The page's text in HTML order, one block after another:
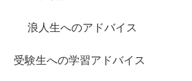
浪人生へのアドバイス
受験生への学習アドバイス